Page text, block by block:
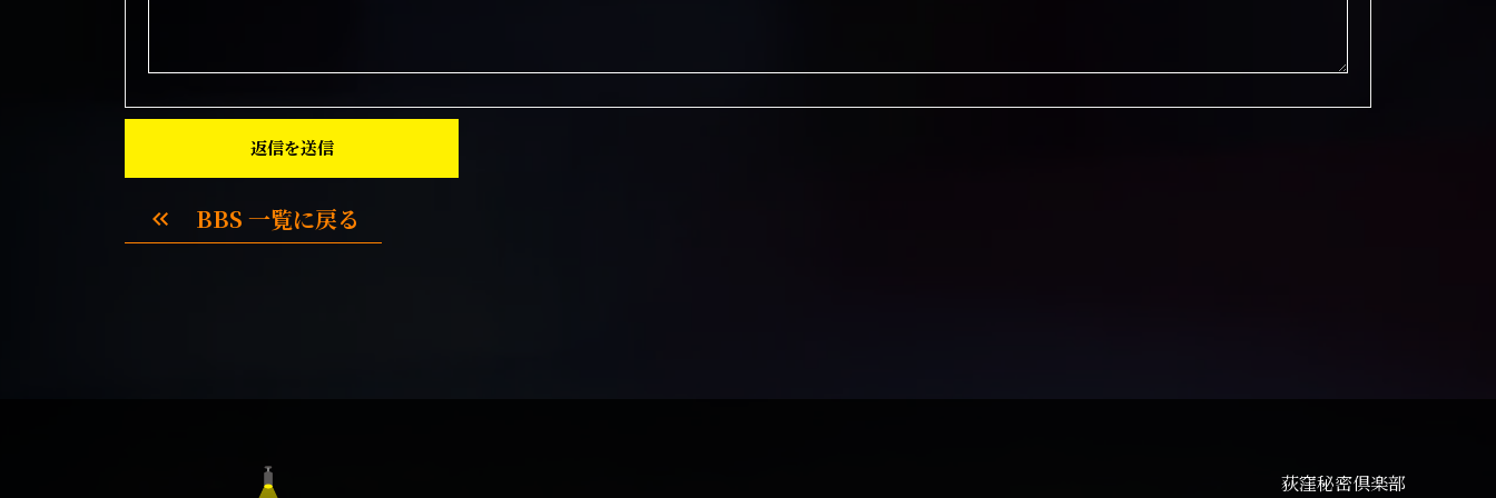
返信を送信
keyboard_double_arrow_left BBS 一覧に戻る
荻窪秘密倶楽部